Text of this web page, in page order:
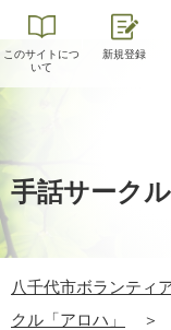
このサイトにつ
いて
新規登録
手話サーク
八千代市ボランティ
クル「アロハ」
＞